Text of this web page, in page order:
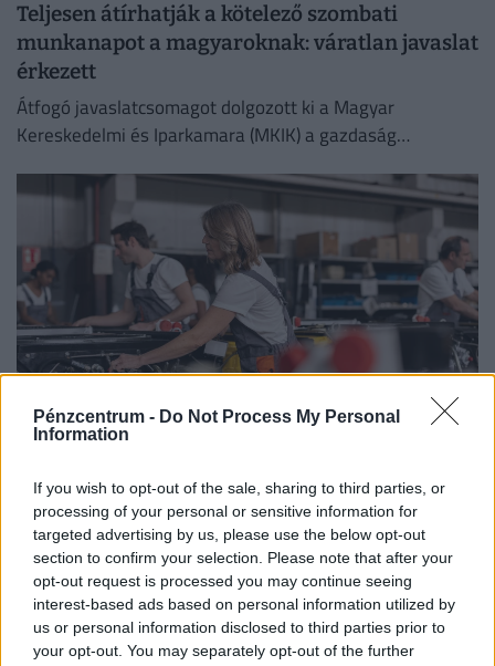
Pénzcentrum - Do Not Process My Personal
Information
If you wish to opt-out of the sale, sharing to third parties, or
processing of your personal or sensitive information for
targeted advertising by us, please use the below opt-out
section to confirm your selection. Please note that after your
opt-out request is processed you may continue seeing
interest-based ads based on personal information utilized by
us or personal information disclosed to third parties prior to
your opt-out. You may separately opt-out of the further
Teljesen átírhatják a kötelező szombati
munkanapot a magyaroknak: váratlan javaslat
érkezett
Átfogó javaslatcsomagot dolgozott ki a Magyar
Kereskedelmi és Iparkamara (MKIK) a gazdaság
kezelése érdekében.
vállalatnál: sok álláshoz még tapasztalat sem
kell
Heti összefoglaló a Pénzcentrum legolvasottabb
cikkeiből: ezek a témák mozgatták meg leginkább az
olvasókat.